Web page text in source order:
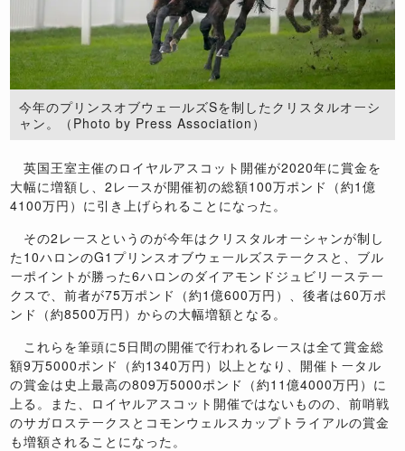
今年のプリンスオブウェールズSを制したクリスタルオーシ
ャン。（Photo by Press Association）
英国王室主催のロイヤルアスコット開催が2020年に賞金を
大幅に増額し、2レースが開催初の総額100万ポンド（約1億
4100万円）に引き上げられることになった。
その2レースというのが今年はクリスタルオーシャンが制し
た10ハロンのG1プリンスオブウェールズステークスと、ブル
ーポイントが勝った6ハロンのダイアモンドジュビリーステー
クスで、前者が75万ポンド（約1億600万円）、後者は60万ポ
ンド（約8500万円）からの大幅増額となる。
これらを筆頭に5日間の開催で行われるレースは全て賞金総
額9万5000ポンド（約1340万円）以上となり、開催トータル
の賞金は史上最高の809万5000ポンド（約11億4000万円）に
上る。また、ロイヤルアスコット開催ではないものの、前哨戦
のサガロステークスとコモンウェルスカップトライアルの賞金
も増額されることになった。